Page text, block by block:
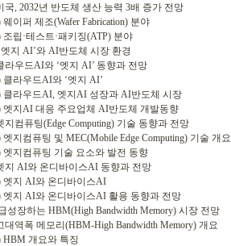
, 2032년 반도체 생산 능력 3배 증가 전망
이퍼 제조(Wafer Fabrication) 분야
립·테스트·패키징(ATP) 분야
엣지 AI’와 AI반도체 시장 환경
우드AI와 ‘엣지 AI’ 동향과 전망
라우드AI와 ‘엣지 AI’
라우드AI, 엣지AI 성장과 AI반도체 시장
지AI 대응 주요업체 AI반도체 개발동향
컴퓨팅(Edge Computing) 기술 동향과 전망
지컴퓨팅 및 MEC(Mobile Edge Computing) 기술 개요
지컴퓨팅 기술 요소와 발전 동향
지 AI와 온디바이스AI 동향과 전망
지 AI와 온디바이스AI
지 AI와 온디바이스AI 활용 동향과 전망
성장하는 HBM(High Bandwidth Memory) 시장 전망
역폭 메모리(HBM-High Bandwidth Memory) 개요
개요와 특징